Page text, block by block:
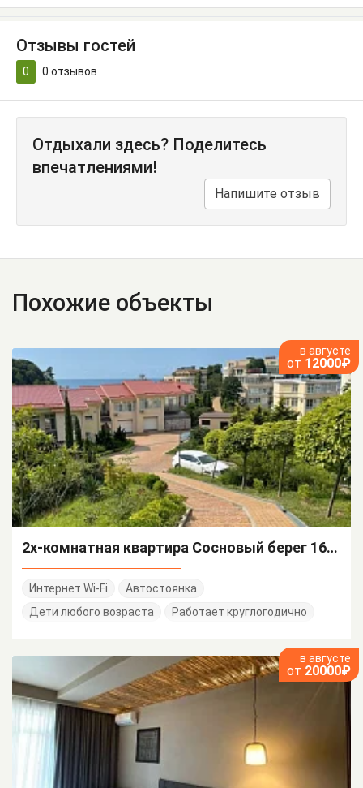
Отзывы гостей
0 0 отзывов
Отдыхали здесь? Поделитесь
впечатлениями!
Напишите отзыв
Похожие объекты
в августе
от 12000₽
2х-комнатная квартира Сосновый берег 16/3 кв 5
Интернет Wi-Fi
Автостоянка
Дети любого возраста
Работает круглогодично
в августе
от 20000₽